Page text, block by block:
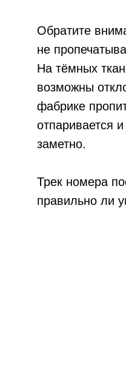
Обратите
не
На тёмных
возможны
фабрике
отпаривается
заметно.
Трек номера
правильно ли